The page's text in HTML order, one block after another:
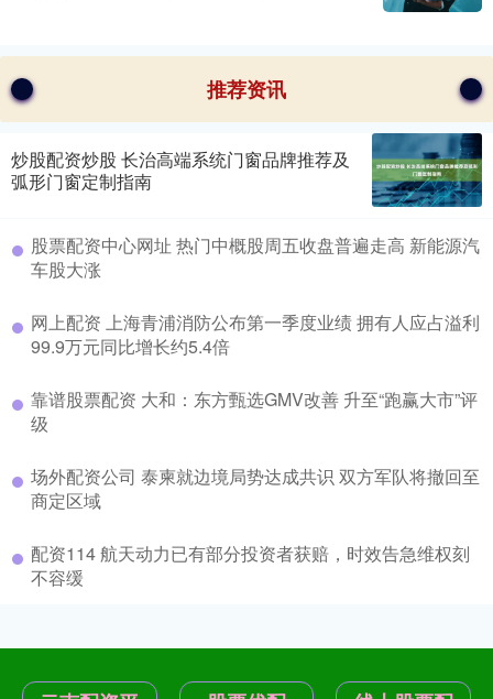
推荐资讯
炒股配资炒股 长治高端系统门窗品牌推荐及
弧形门窗定制指南
股票配资中心网址 热门中概股周五收盘普遍走高 新能源汽
车股大涨
网上配资 上海青浦消防公布第一季度业绩 拥有人应占溢利
99.9万元同比增长约5.4倍
靠谱股票配资 大和：东方甄选GMV改善 升至“跑赢大市”评
级
场外配资公司 泰柬就边境局势达成共识 双方军队将撤回至
商定区域
配资114 航天动力已有部分投资者获赔，时效告急维权刻
不容缓